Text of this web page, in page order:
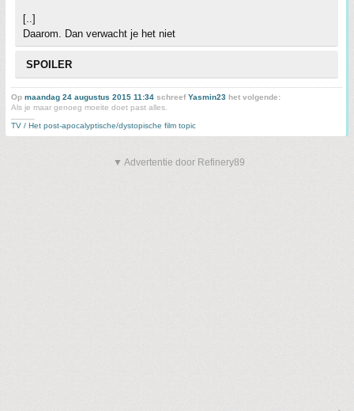
[..]
Daarom. Dan verwacht je het niet
SPOILER
Op maandag 24 augustus 2015 11:34 schreefYasmin23 het volgende:
Als je maar genoeg moeite doet past alles.
TV / Het post-apocalyptische/dystopische film topic
▼ Advertentie door Refinery89